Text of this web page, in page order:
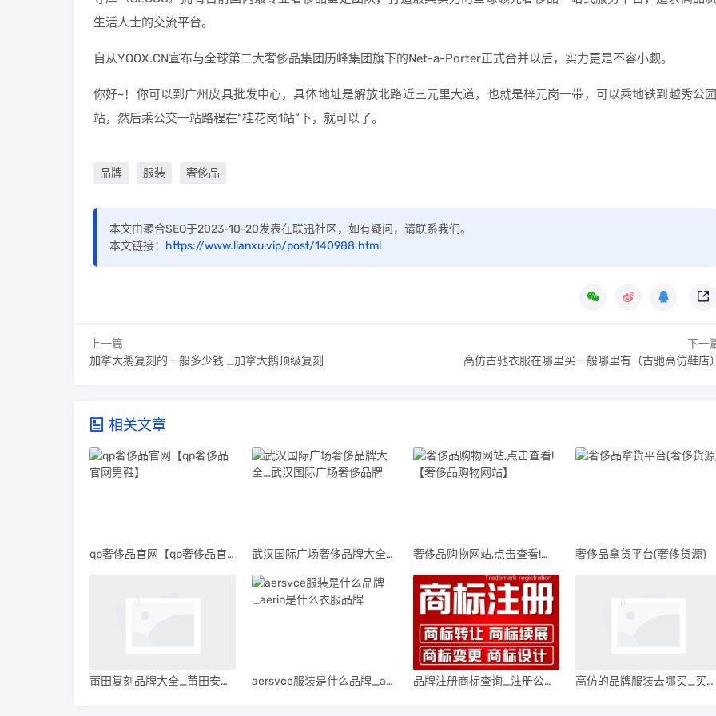
生活人士的交流平台。
自从YOOX.CN宣布与全球第二大奢侈品集团历峰集团旗下的Net-a-Porter正式合并以后，实力更是不容小觑。
你好~！你可以到广州皮具批发中心，具体地址是解放北路近三元里大道，也就是梓元岗一带，可以乘地铁到越秀公园
站，然后乘公交一站路程在“桂花岗1站”下，就可以了。
品牌 服装 奢侈品
本文由聚合SEO于2023-10-20发表在联迅社区，如有疑问，请联系我们。
本文链接： https://www.lianxu.vip/post/140988.html
上一篇
加拿大鹅复刻的一般多少钱 _加拿大鹅顶级复刻
下一
高仿古驰衣服在哪里买一般哪里有（古驰高仿鞋店
相关文章
qp奢侈品官网【qp奢侈品官网男鞋】 武汉国际广场奢侈品牌大全_武汉国际广场奢侈品牌 奢侈品购物网站,点击查看!【奢侈品购物网站】 奢侈品拿货平台(奢侈货源)
莆田复刻品牌大全_莆田安福电商城414号档口 aersvce服装是什么品牌_aerin是什么衣服品牌 品牌注册商标查询_注册公司网上申请入口 高仿的品牌服装去哪买_买高仿的衣服在哪